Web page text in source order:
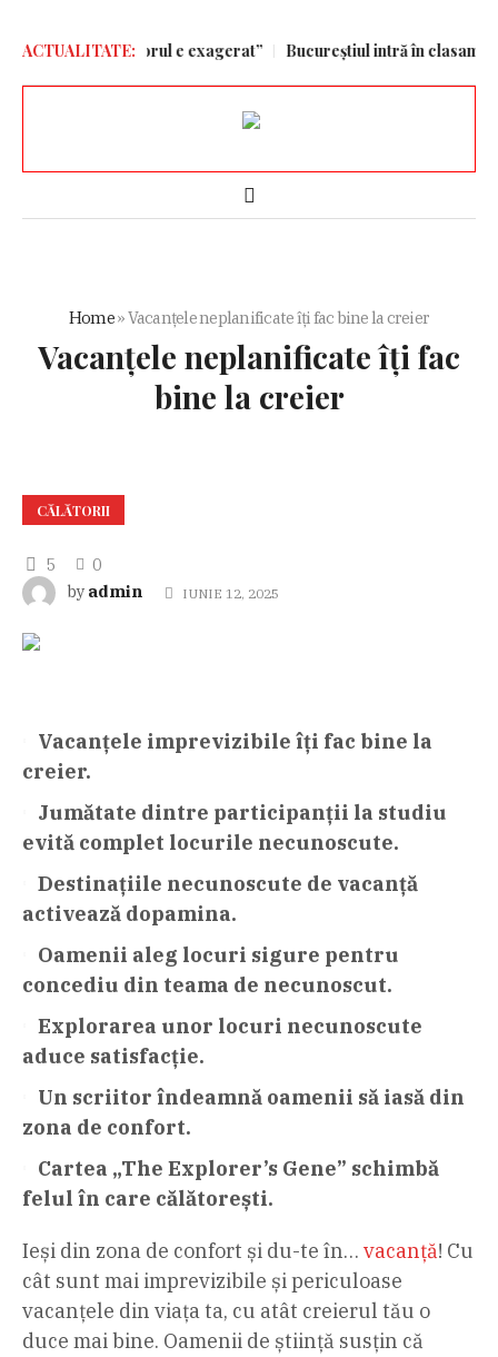
ACTUALITATE:
regres, iar scorul e exagerat” Bucureștiul intră în clasamentul
Home»Vacanțele neplanificate îți fac bine la creier
Vacanțele neplanificate îți fac
bine la creier
CĂLĂTORII
5
0
by admin IUNIE 12, 2025
Vacanțele imprevizibile îți fac bine la
creier.
Jumătate dintre participanții la studiu
evită complet locurile necunoscute.
Destinațiile necunoscute de vacanță
activează dopamina.
Oamenii aleg locuri sigure pentru
concediu din teama de necunoscut.
Explorarea unor locuri necunoscute
aduce satisfacție.
Un scriitor îndeamnă oamenii să iasă din
zona de confort.
Cartea „The Explorer’s Gene” schimbă
felul în care călătorești.
Ieși din zona de confort și du-te în… vacanță! Cu
cât sunt mai imprevizibile și periculoase
vacanțele din viața ta, cu atât creierul tău o
duce mai bine. Oamenii de știință susțin că